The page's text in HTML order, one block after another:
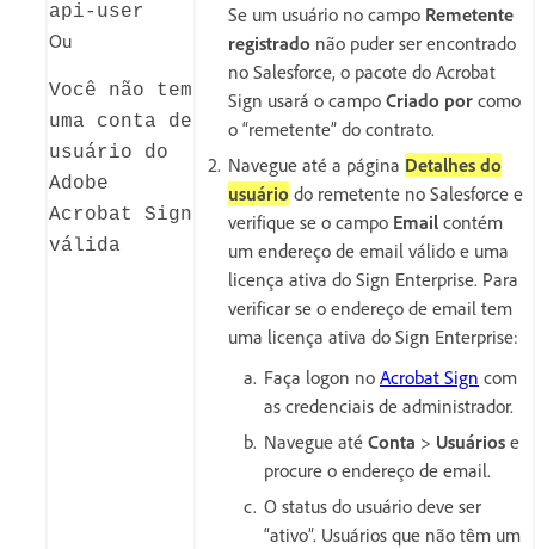
api-user
Ou
Você não tem
uma conta de
usuário do
Adobe
Acrobat Sign
válida
Se um usuário no campo Remetente
registrado não puder ser encontrado
no Salesforce, o pacote do Acrobat
Sign usará o campo Criado por como
o “remetente” do contrato.
Navegue até a página Detalhes do
usuário do remetente no Salesforce e
verifique se o campo Email contém
um endereço de email válido e uma
licença ativa do Sign Enterprise. Para
verificar se o endereço de email tem
uma licença ativa do Sign Enterprise:
Faça logon no Acrobat Sign com
as credenciais de administrador.
Navegue até Conta > Usuários e
procure o endereço de email.
O status do usuário deve ser
“ativo”. Usuários que não têm um